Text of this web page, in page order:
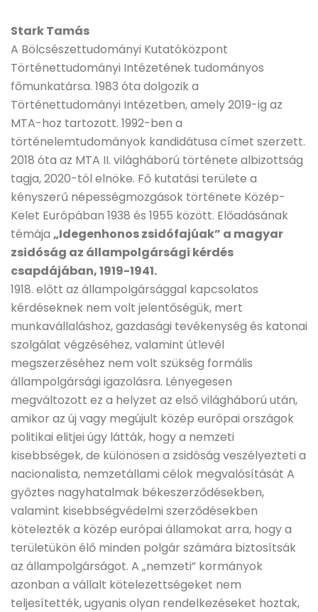
Stark Tamás
A Bölcsészettudományi Kutatóközpont
Történettudományi Intézetének tudományos
főmunkatársa. 1983 óta dolgozik a
Történettudományi Intézetben, amely 2019-ig az
MTA-hoz tartozott. 1992-ben a
történelemtudományok kandidátusa címet szerzett.
2018 óta az MTA II. világháború története albizottság
tagja, 2020-tól elnöke. Fő kutatási területe a
kényszerű népességmozgások története Közép-
Kelet Európában 1938 és 1955 között. Előadásának
témája „Idegenhonos zsidófajúak” a magyar
zsidóság az állampolgársági kérdés
csapdájában, 1919-1941.
1918. előtt az állampolgársággal kapcsolatos
kérdéseknek nem volt jelentőségük, mert
munkavállaláshoz, gazdasági tevékenység és katonai
szolgálat végzéséhez, valamint útlevél
megszerzéséhez nem volt szükség formális
állampolgársági igazolásra. Lényegesen
megváltozott ez a helyzet az első világháború után,
amikor az új vagy megújult közép európai országok
politikai elitjei úgy látták, hogy a nemzeti
kisebbségek, de különösen a zsidóság veszélyezteti a
nacionalista, nemzetállami célok megvalósítását A
győztes nagyhatalmak békeszerződésekben,
valamint kisebbségvédelmi szerződésekben
kötelezték a közép európai államokat arra, hogy a
területükön élő minden polgár számára biztosítsák
az állampolgárságot. A „nemzeti” kormányok
azonban a vállalt kötelezettségeket nem
teljesítették, ugyanis olyan rendelkezéseket hoztak,